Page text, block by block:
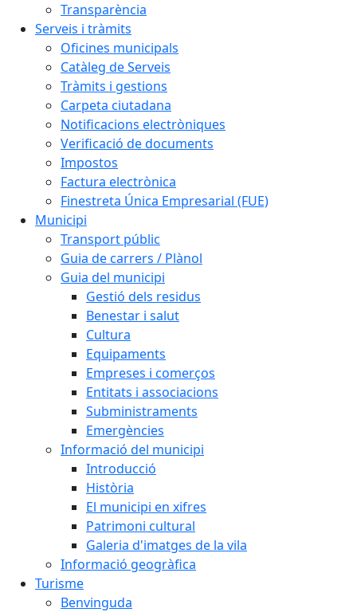
Transparència
Serveis i tràmits
Oficines municipals
Catàleg de Serveis
Tràmits i gestions
Carpeta ciutadana
Notificacions electròniques
Verificació de documents
Impostos
Factura electrònica
Finestreta Única Empresarial (FUE)
Municipi
Transport públic
Guia de carrers / Plànol
Guia del municipi
Gestió dels residus
Benestar i salut
Cultura
Equipaments
Empreses i comerços
Entitats i associacions
Subministraments
Emergències
Informació del municipi
Introducció
Història
El municipi en xifres
Patrimoni cultural
Galeria d'imatges de la vila
Informació geogràfica
Turisme
Benvinguda